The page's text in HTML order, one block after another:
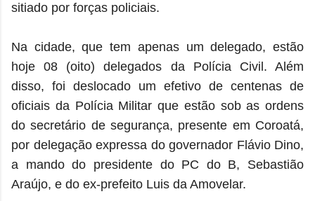
sitiado por forças policiais.
Na cidade, que tem apenas um delegado, estão
hoje 08 (oito) delegados da Polícia Civil. Além
disso, foi deslocado um efetivo de centenas de
oficiais da Polícia Militar que estão sob as ordens
do secretário de segurança, presente em Coroatá,
por delegação expressa do governador Flávio Dino,
a mando do presidente do PC do B, Sebastião
Araújo, e do ex-prefeito Luis da Amovelar.